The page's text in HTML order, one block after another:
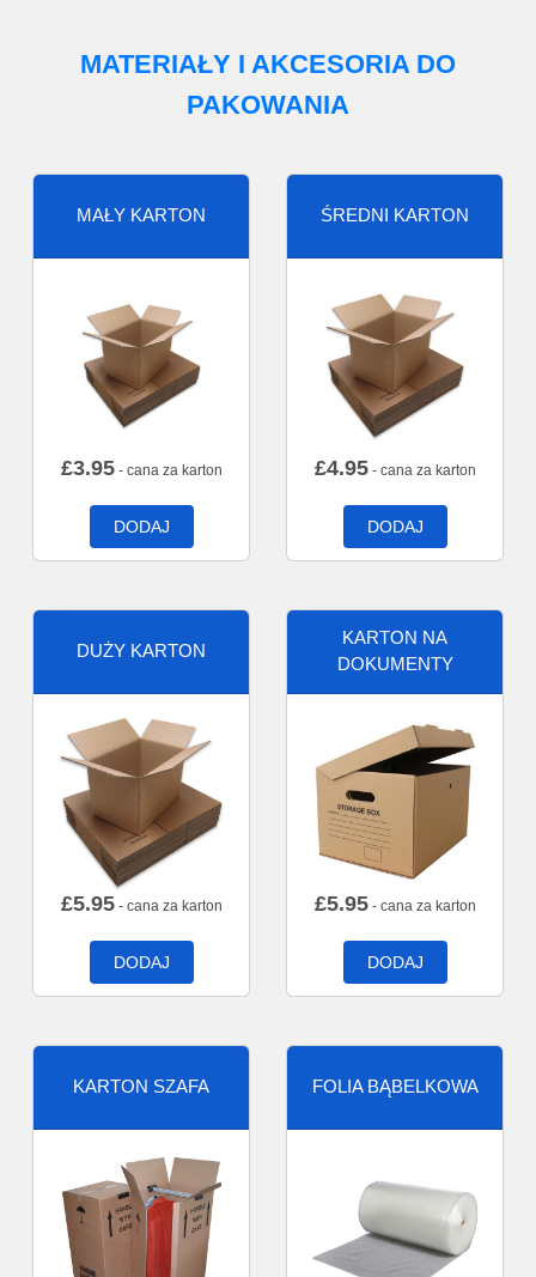
MATERIAŁY I AKCESORIA DO
PAKOWANIA
MAŁY KARTON
£3.95- cana za karton
DODAJ
ŚREDNI KARTON
£4.95- cana za karton
DODAJ
DUŻY KARTON
£5.95- cana za karton
DODAJ
KARTON NA
DOKUMENTY
£5.95- cana za karton
DODAJ
KARTON SZAFA FOLIA BĄBELKOWA